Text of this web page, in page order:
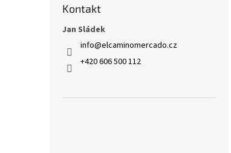
Kontakt
Jan Sládek
info@elcaminomercado.cz
+420 606 500 112